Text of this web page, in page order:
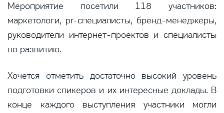
Мероприятие посетили 118 участников:
маркетологи, pr-специалисты, бренд-менеджеры,
руководители интернет-проектов и специалисты
по развитию.
Хочется отметить достаточно высокий уровень
подготовки спикеров и их интересные доклады. В
конце каждого выступления участники могли